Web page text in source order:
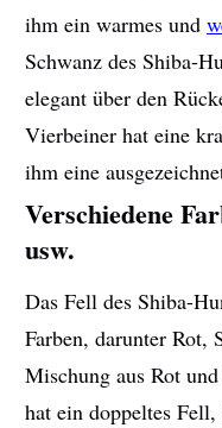
ihm ein warmes und
Schwanz des Shiba-
elegant über den
Vierbeiner hat eine
ihm eine
Verschiedene
usw.
Das Fell des Shiba-
Farben, darunter Rot,
Mischung aus Rot
hat ein doppeltes Fell,